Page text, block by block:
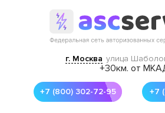
г. Москва улица
+30км. от
+7 (800) 302-72-95 +7